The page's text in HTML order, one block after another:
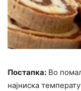
Постапка: Во
најниска